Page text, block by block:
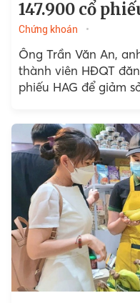
147.900 cổ
Chứng khoán
Ông Trần Văn An,
thành viên HĐQT
phiếu HAG để giảm